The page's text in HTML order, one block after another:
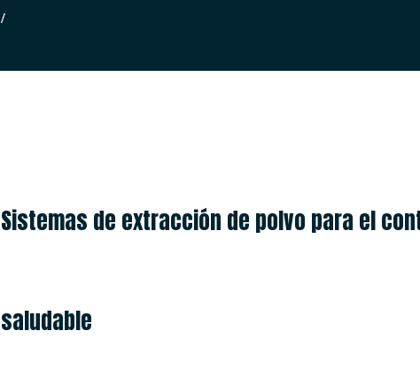
/
Sistemas de extracción de polvo para el
saludable